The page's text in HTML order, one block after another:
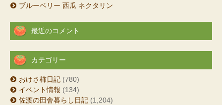
ブルーベリー 西瓜 ネクタリン
最近のコメント
カテゴリー
おけさ柿日記 (780)
イベント情報 (134)
佐渡の田舎暮らし日記 (1,204)